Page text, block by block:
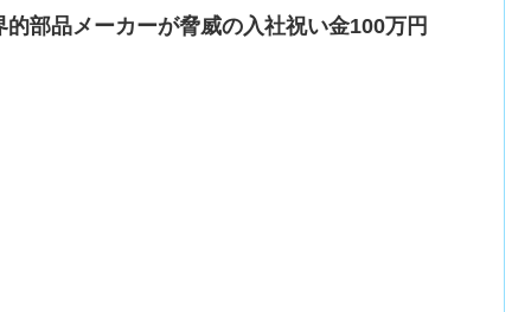
的部品メーカーが脅威の入社祝い金100万円